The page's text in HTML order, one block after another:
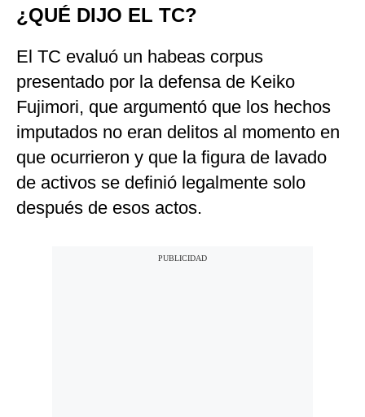
presentado por la defensa de Keiko
Fujimori, que argumentó que los hechos
imputados no eran delitos al momento en
que ocurrieron y que la figura de lavado
de activos se definió legalmente solo
después de esos actos.